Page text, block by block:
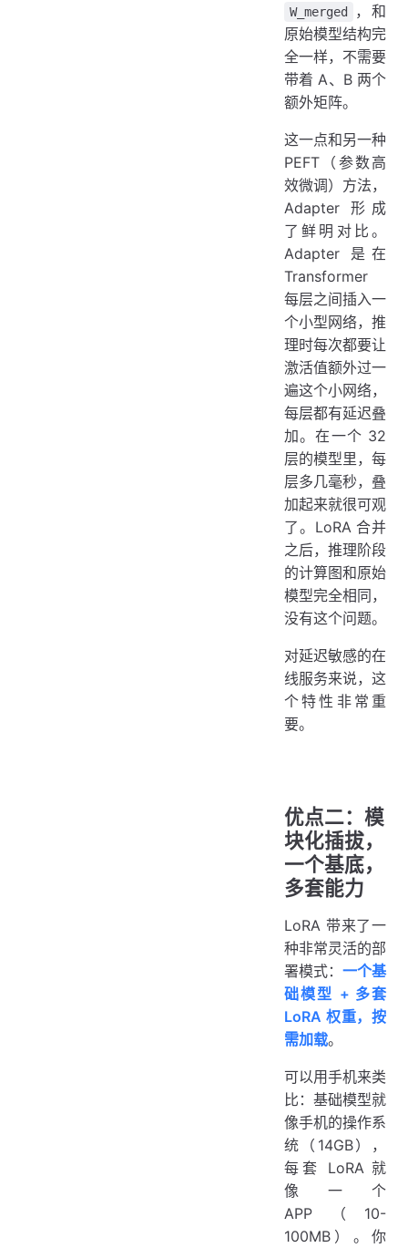
W_merged
，和
原始模型结构完
全一样，不需要
带着 A、B 两个
额外矩阵。
这一点和另一种
PEFT（参数高
效微调）方法，
Adapter 形成
了鲜明对比。
Adapter 是在
Transformer
每层之间插入一
个小型网络，推
理时每次都要让
激活值额外过一
遍这个小网络，
每层都有延迟叠
加。在一个 32
层的模型里，每
层多几毫秒，叠
加起来就很可观
了。LoRA 合并
之后，推理阶段
的计算图和原始
模型完全相同，
没有这个问题。
对延迟敏感的在
线服务来说，这
个特性非常重
要。
优点二：模
块化插拔，
一个基底，
多套能力
LoRA 带来了一
种非常灵活的部
署模式： 一个基
础模型 + 多套
LoRA 权重，按
需加载。
可以用手机来类
比：基础模型就
像手机的操作系
统（14GB），
每套 LoRA 就
像一个
APP（10-
100MB）。你